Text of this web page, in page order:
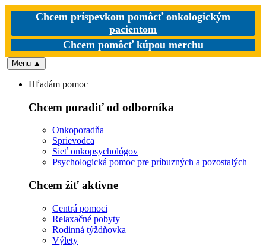
Chcem príspevkom pomôcť onkologickým
pacientom
Chcem pomôcť kúpou merchu
Menu ▲
Hľadám pomoc
Chcem poradiť od odborníka
Onkoporadňa
Sprievodca
Sieť onkopsychológov
Psychologická pomoc pre príbuzných a pozostalých
Chcem žiť aktívne
Centrá pomoci
Relaxačné pobyty
Rodinná týždňovka
Výlety